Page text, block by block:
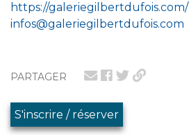
PARTAGER
S'inscrire / réserver
https://galeriegilbertdufois.com/
infos@galeriegilbertdufois.com